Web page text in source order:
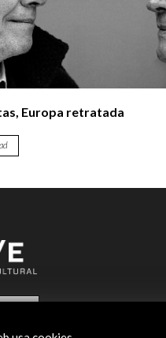
Europa retratada